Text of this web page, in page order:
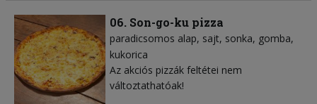
06. Son-go-ku pizza
paradicsomos alap sajt sonka gomba
kukorica
Az akciós pizzák feltétei nem
változtathatóak!